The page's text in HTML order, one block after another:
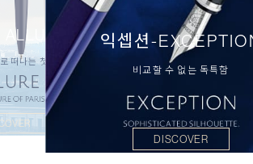
떠나는 첫 걸음
익셉션-
비교할 수 없는 독특함
DISCOVER